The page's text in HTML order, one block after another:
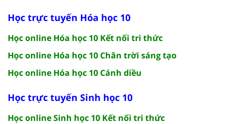
Học trực tuyến Hóa học 10
Học online Hóa học 10 Kết nối tri thức
Học online Hóa học 10 Chân trời sáng tạo
Học online Hóa học 10 Cánh diều
Học trực tuyến Sinh học 10
Học online Sinh học 10 Kết nối tri thức